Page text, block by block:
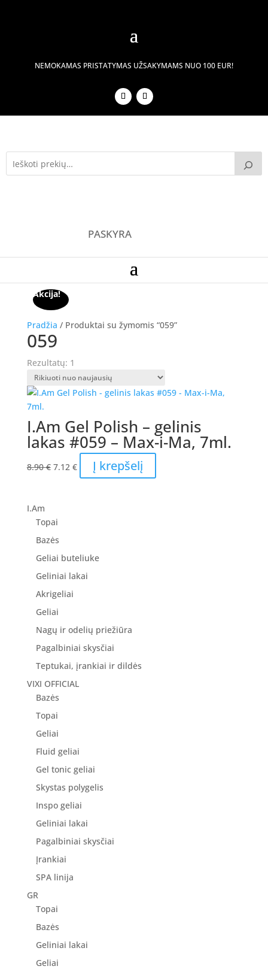
NEMOKAMAS PRISTATYMAS UŽSAKYMAMS NUO 100 EUR!
PASKYRA
Pradžia / Produktai su žymomis “059”
059
Rezultatų: 1
Akcija!
I.Am Gel Polish – gelinis
lakas #059 – Max-i-Ma, 7ml.
8.90€ Original
7.12 €Current
price
Į krepšelį
I.Am
Topai
Bazės
Geliai buteliuke
Geliniai lakai
Akrigeliai
Geliai
Nagų ir odelių priežiūra
Pagalbiniai skysčiai
Teptukai, įrankiai ir dildės
VIXI OFFICIAL
Bazės
Topai
Geliai
Fluid geliai
Gel tonic geliai
Skystas polygelis
Inspo geliai
Geliniai lakai
Pagalbiniai skysčiai
Įrankiai
SPA linija
GR
Topai
Bazės
Geliniai lakai
Geliai